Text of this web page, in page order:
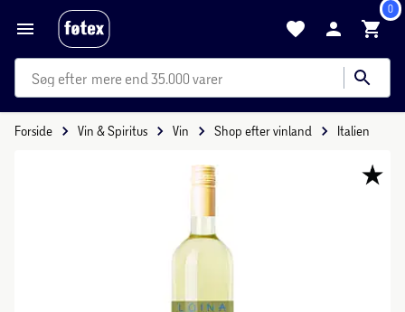
0
mere end 35.000 varer
Forside Vin & Spiritus Vin Shop efter vinland Italien